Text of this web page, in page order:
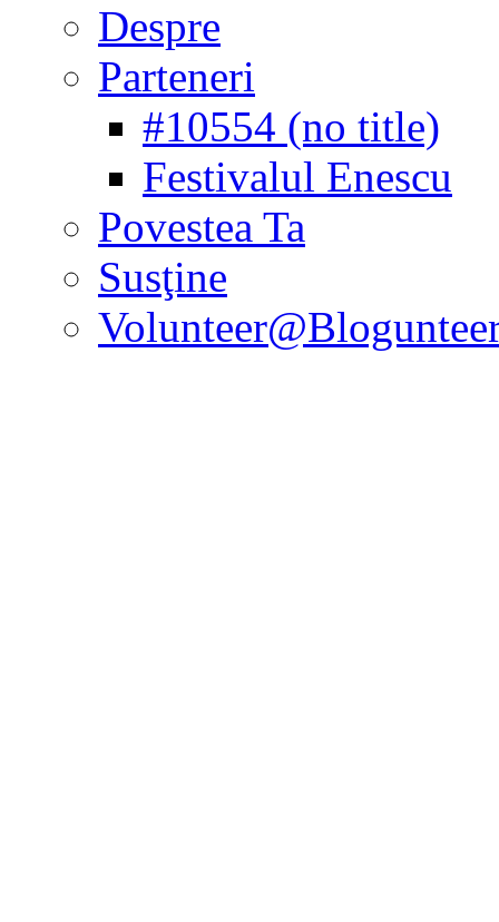
Despre
Parteneri
#10554 (no title)
Festivalul Enescu
Povestea Ta
Susţine